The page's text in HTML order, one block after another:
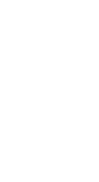
Ду32-Ду200